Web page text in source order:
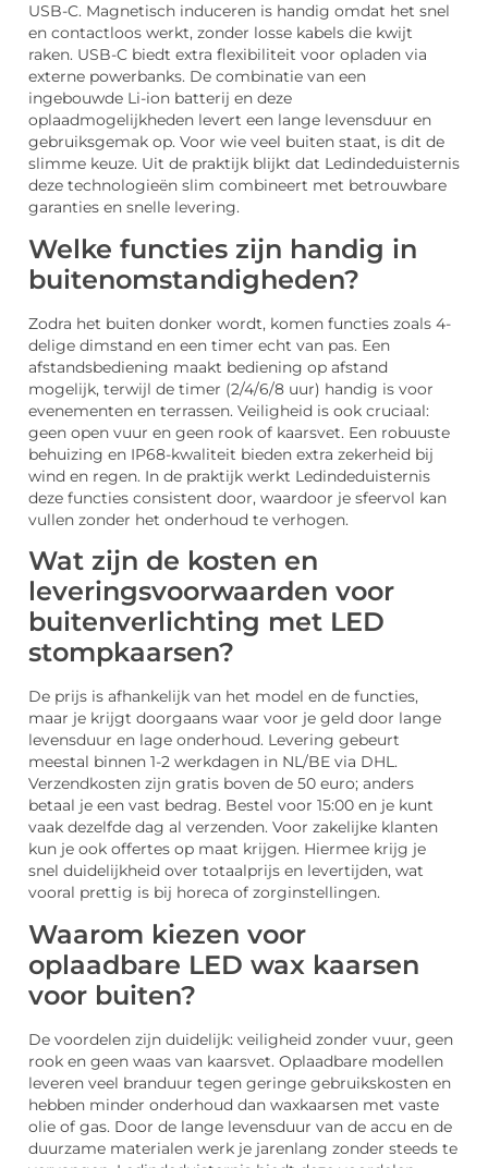
USB-C. Magnetisch induceren is handig omdat het snel
en contactloos werkt, zonder losse kabels die kwijt
raken. USB-C biedt extra flexibiliteit voor opladen via
externe powerbanks. De combinatie van een
ingebouwde Li-ion batterij en deze
oplaadmogelijkheden levert een lange levensduur en
gebruiksgemak op. Voor wie veel buiten staat, is dit de
slimme keuze. Uit de praktijk blijkt dat Ledindeduisternis
deze technologieën slim combineert met betrouwbare
garanties en snelle levering.
Welke functies zijn handig in
buitenomstandigheden?
Zodra het buiten donker wordt, komen functies zoals 4-
delige dimstand en een timer echt van pas. Een
afstandsbediening maakt bediening op afstand
mogelijk, terwijl de timer (2/4/6/8 uur) handig is voor
evenementen en terrassen. Veiligheid is ook cruciaal:
geen open vuur en geen rook of kaarsvet. Een robuuste
behuizing en IP68-kwaliteit bieden extra zekerheid bij
wind en regen. In de praktijk werkt Ledindeduisternis
deze functies consistent door, waardoor je sfeervol kan
vullen zonder het onderhoud te verhogen.
Wat zijn de kosten en
leveringsvoorwaarden voor
buitenverlichting met LED
stompkaarsen?
De prijs is afhankelijk van het model en de functies,
maar je krijgt doorgaans waar voor je geld door lange
levensduur en lage onderhoud. Levering gebeurt
meestal binnen 1-2 werkdagen in NL/BE via DHL.
Verzendkosten zijn gratis boven de 50 euro; anders
betaal je een vast bedrag. Bestel voor 15:00 en je kunt
vaak dezelfde dag al verzenden. Voor zakelijke klanten
kun je ook offertes op maat krijgen. Hiermee krijg je
snel duidelijkheid over totaalprijs en levertijden, wat
vooral prettig is bij horeca of zorginstellingen.
Waarom kiezen voor
oplaadbare LED wax kaarsen
voor buiten?
De voordelen zijn duidelijk: veiligheid zonder vuur, geen
rook en geen waas van kaarsvet. Oplaadbare modellen
leveren veel branduur tegen geringe gebruikskosten en
hebben minder onderhoud dan waxkaarsen met vaste
olie of gas. Door de lange levensduur van de accu en de
duurzame materialen werk je jarenlang zonder steeds te